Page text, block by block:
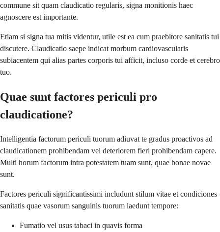
commune sit quam claudicatio regularis, signa monitionis haec
agnoscere est importante.
Etiam si signa tua mitis videntur, utile est ea cum praebitore sanitatis tui
discutere. Claudicatio saepe indicat morbum cardiovascularis
subiacentem qui alias partes corporis tui afficit, incluso corde et cerebro
tuo.
Quae sunt factores periculi pro
claudicatione?
Intelligentia factorum periculi tuorum adiuvat te gradus proactivos ad
claudicationem prohibendam vel deteriorem fieri prohibendam capere.
Multi horum factorum intra potestatem tuam sunt, quae bonae novae
sunt.
Factores periculi significantissimi includunt stilum vitae et condiciones
sanitatis quae vasorum sanguinis tuorum laedunt tempore:
Fumatio vel usus tabaci in quavis forma